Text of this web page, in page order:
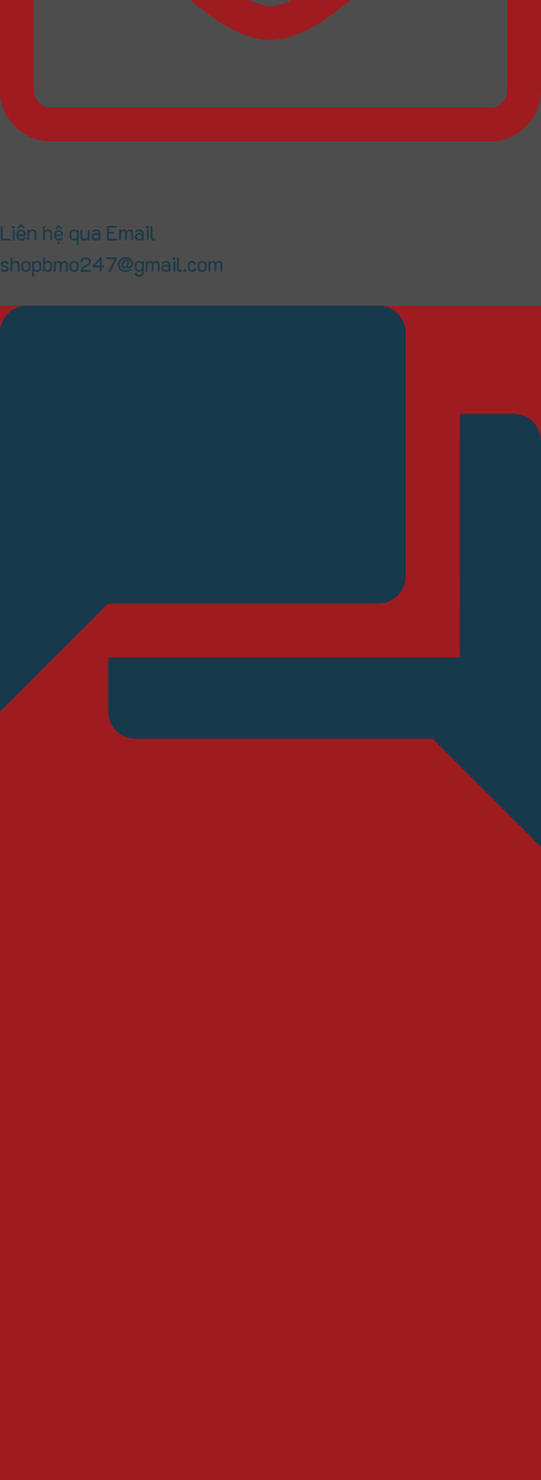
Liên hệ qua Email
shopbmo247@gmail.com